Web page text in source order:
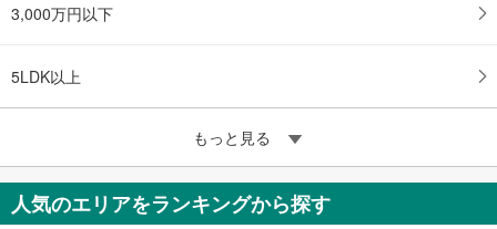
3,000万円以下
5LDK以上
もっと見る
人気のエリアをランキングから探す